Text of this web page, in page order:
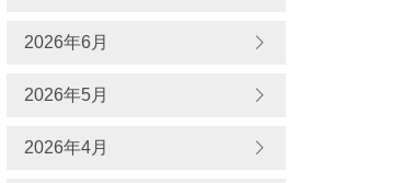
2026年6月
2026年5月
2026年4月